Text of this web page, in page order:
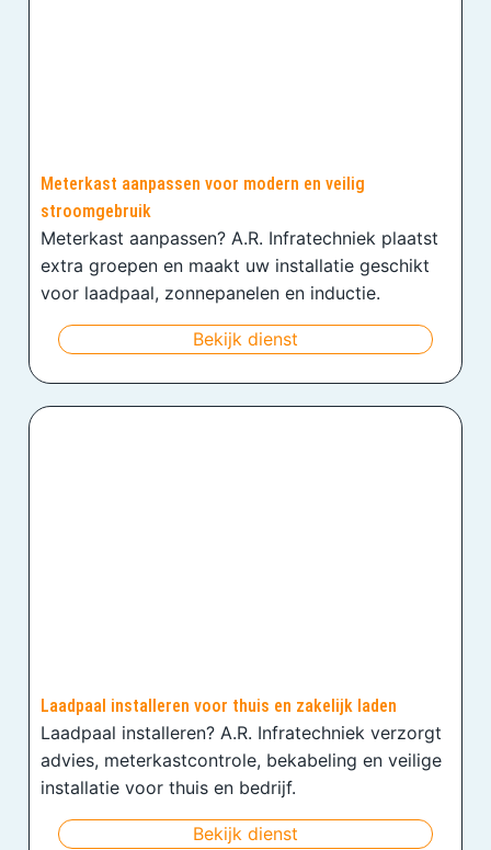
Meterkast aanpassen voor modern en veilig
stroomgebruik
Meterkast aanpassen? A.R. Infratechniek plaatst
extra groepen en maakt uw installatie geschikt
voor laadpaal, zonnepanelen en inductie.
Bekijk dienst
Laadpaal installeren voor thuis en zakelijk laden
Laadpaal installeren? A.R. Infratechniek verzorgt
advies, meterkastcontrole, bekabeling en veilige
installatie voor thuis en bedrijf.
Bekijk dienst